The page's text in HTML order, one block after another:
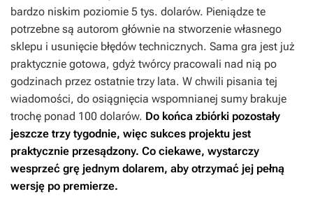
bardzo niskim poziomie 5 tys. dolarów. Pieniądze te
potrzebne są autorom głównie na stworzenie własnego
sklepu i usunięcie błędów technicznych. Sama gra jest już
praktycznie gotowa, gdyż twórcy pracowali nad nią po
godzinach przez ostatnie trzy lata. W chwili pisania tej
wiadomości, do osiągnięcia wspomnianej sumy brakuje
trochę ponad 100 dolarów. Do końca zbiórki pozostały
jeszcze trzy tygodnie, więc sukces projektu jest
praktycznie przesądzony. Co ciekawe, wystarczy
wesprzeć grę jednym dolarem, aby otrzymać jej pełną
wersję po premierze.